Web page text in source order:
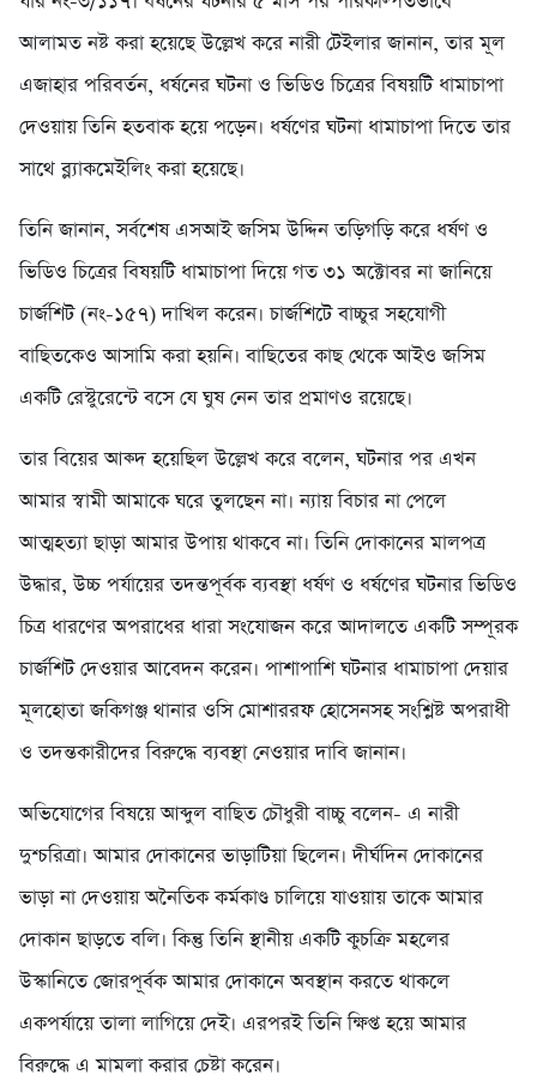
আলামত নষ্ট করা হয়েছে উল্লেখ করে নারী টেইলার জানান, তার মূল
এজাহার পরিবর্তন, ধর্ষনের ঘটনা ও ভিডিও চিত্রের বিষয়টি ধামাচাপা
দেওয়ায় তিনি হতবাক হয়ে পড়েন। ধর্ষণের ঘটনা ধামাচাপা দিতে তার
সাথে ব্ল্যাকমেইলিং করা হয়েছে।
তিনি জানান, সর্বশেষ এসআই জসিম উদ্দিন তড়িগড়ি করে ধর্ষণ ও
ভিডিও চিত্রের বিষয়টি ধামাচাপা দিয়ে গত ৩১ অক্টোবর না জানিয়ে
চার্জশিট (নং-১৫৭) দাখিল করেন। চার্জশিটে বাচ্চুর সহযোগী
বাছিতকেও আসামি করা হয়নি। বাছিতের কাছ থেকে আইও জসিম
একটি রেস্টুরেন্টে বসে যে ঘুষ নেন তার প্রমাণও রয়েছে।
তার বিয়ের আক্দ হয়েছিল উল্লেখ করে বলেন, ঘটনার পর এখন
আমার স্বামী আমাকে ঘরে তুলছেন না। ন্যায় বিচার না পেলে
আত্মহত্যা ছাড়া আমার উপায় থাকবে না। তিনি দোকানের মালপত্র
উদ্ধার, উচ্চ পর্যায়ের তদন্তপূর্বক ব্যবস্থা ধর্ষণ ও ধর্ষণের ঘটনার ভিডিও
চিত্র ধারণের অপরাধের ধারা সংযোজন করে আদালতে একটি সম্পূরক
চার্জশিট দেওয়ার আবেদন করেন। পাশাপাশি ঘটনার ধামাচাপা দেয়ার
মূলহোতা জকিগঞ্জ থানার ওসি মোশাররফ হোসেনসহ সংশ্লিষ্ট অপরাধী
ও তদন্তকারীদের বিরুদ্ধে ব্যবস্থা নেওয়ার দাবি জানান।
অভিযোগের বিষয়ে আব্দুল বাছিত চৌধুরী বাচ্চু বলেন- এ নারী
দুশ্চরিত্রা। আমার দোকানের ভাড়াটিয়া ছিলেন। দীর্ঘদিন দোকানের
ভাড়া না দেওয়ায় অনৈতিক কর্মকাণ্ড চালিয়ে যাওয়ায় তাকে আমার
দোকান ছাড়তে বলি। কিন্তু তিনি স্থানীয় একটি কুচক্রি মহলের
উস্কানিতে জোরপূর্বক আমার দোকানে অবস্থান করতে থাকলে
একপর্যায়ে তালা লাগিয়ে দেই। এরপরই তিনি ক্ষিপ্ত হয়ে আমার
বিরুদ্ধে এ মামলা করার চেষ্টা করেন।